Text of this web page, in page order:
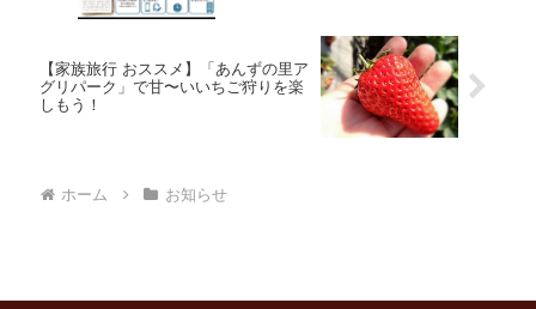
【家族旅行 おススメ】「あんずの里ア
グリパーク」で甘〜いいちご狩りを楽
しもう！
ホーム お知らせ